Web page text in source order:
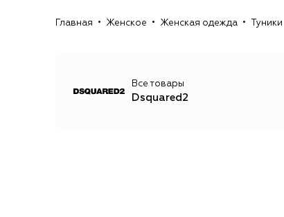
Главная Женское Женская одежда Туники
Все товары
Dsquared2